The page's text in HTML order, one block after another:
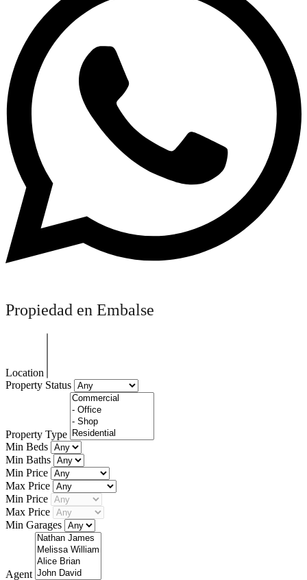
Propiedad en Embalse
Location
Property Status
Property Type
Min Beds
Min Baths
Min Price
Max Price
Min Price
Max Price
Min Garages
Agent